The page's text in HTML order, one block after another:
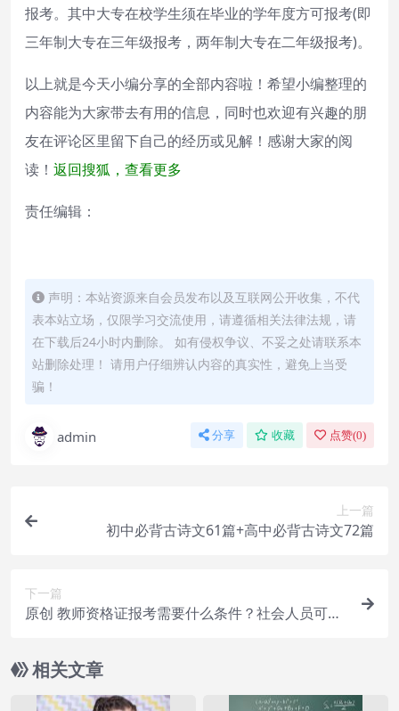
报考。其中大专在校学生须在毕业的学年度方可报考(即
三年制大专在三年级报考，两年制大专在二年级报考)。
以上就是今天小编分享的全部内容啦！希望小编整理的
内容能为大家带去有用的信息，同时也欢迎有兴趣的朋
友在评论区里留下自己的经历或见解！感谢大家的阅
读！ 返回搜狐，查看更多
责任编辑：
声明：本站资源来自会员发布以及互联网公开收集，不代
表本站立场，仅限学习交流使用，请遵循相关法律法规，请
在下载后24小时内删除。 如有侵权争议、不妥之处请联系本
站删除处理！ 请用户仔细辨认内容的真实性，避免上当受
骗！
admin 分享 收藏 点赞(0)
上一篇
初中必背古诗文61篇+高中必背古诗文72篇
下一篇
原创 教师资格证报考需要什么条件？社会人员可以
相关文章